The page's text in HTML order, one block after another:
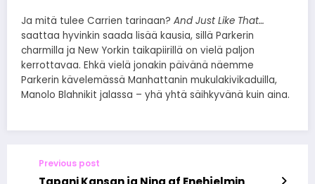
Ja mitä tulee Carrien tarinaan? And Just Like That…
saattaa hyvinkin saada lisää kausia, sillä Parkerin
charmilla ja New Yorkin taikapiirillä on vielä paljon
kerrottavaa. Ehkä vielä jonakin päivänä näemme
Parkerin kävelemässä Manhattanin mukulakivikaduilla,
Manolo Blahnikit jalassa – yhä yhtä säihkyvänä kuin aina.
Previous post